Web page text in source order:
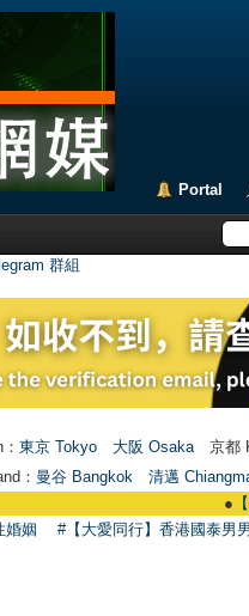
Portal
群組
東京 Tokyo 大阪 Osaka 京都
： 曼谷 Bangkok
清邁
【號
婚姻 #【大愛同行】香港國泰男